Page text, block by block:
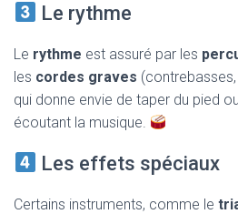
Le rythme
Le rythme est assuré par les
les cordes graves
qui donne envie de taper du pied
écoutant la musique.
Les effets spéciaux
Certains instruments, comme le